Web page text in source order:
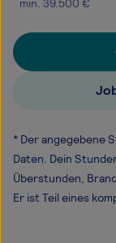
min. 39.500 €
* Der angegebene
Daten. Dein
Überstunden,
Er ist Teil eines